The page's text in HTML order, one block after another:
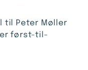
til Peter Møller
først-til-